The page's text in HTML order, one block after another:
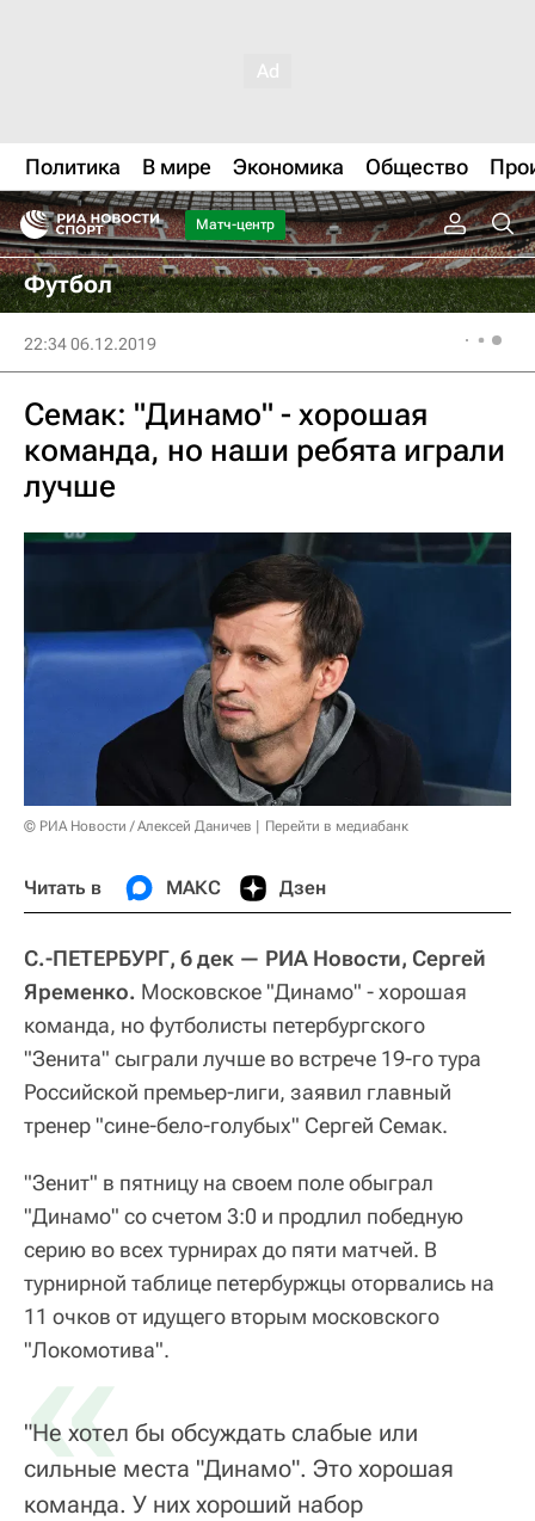
Политика В мире Экономика Общество
Матч-центр
Футбол
22:34 06.12.2019
Семак: "Динамо" - хорошая
команда, но наши ребята играли
лучше
© РИА Новости / Алексей Даничев Перейти в медиабанк
Читать в МАКС Дзен
С.-ПЕТЕРБУРГ, 6 дек — РИА Новости, Сергей
Яременко. Московское "Динамо" - хорошая
команда, но футболисты петербургского
"Зенита" сыграли лучше во встрече 19-го тура
Российской премьер-лиги, заявил главный
тренер "сине-бело-голубых" Сергей Семак.
"Зенит" в пятницу на своем поле обыграл
"Динамо" со счетом 3:0 и продлил победную
серию во всех турнирах до пяти матчей. В
турнирной таблице петербуржцы оторвались на
11 очков от идущего вторым московского
"Локомотива".
«
"Не хотел бы обсуждать слабые или
сильные места "Динамо". Это хорошая
команда. У них хороший набор